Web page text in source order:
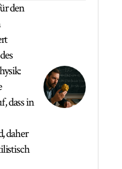
den
dass in
daher